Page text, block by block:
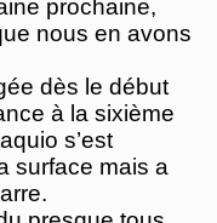
prochaine,
nous en avons
dès le début
à la sixième
s’est
surface mais a